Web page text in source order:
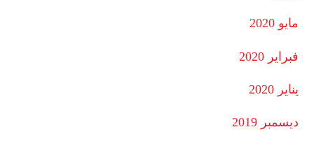
مايو 2020
فبراير 2020
يناير 2020
ديسمبر 2019